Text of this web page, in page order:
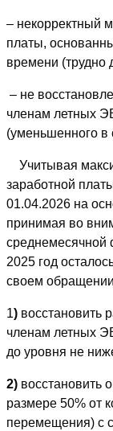
– некорректный
платы,
времени (трудно
– не
членам летных
(уменьшенного в
Учитывая
заработной
01.04.2026 на
принимая во
среднемесячной
2025 год
своем
1) восстановить
членам летных
до уровня не
2) восстановить
размере 50% от
перемещения) с